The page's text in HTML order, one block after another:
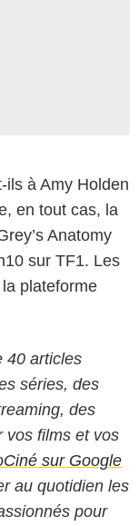
ils à Amy Holden
en tout cas, la
Anatomy
sur TF1. Les
plateforme
40 articles
séries, des
des
vos films et vos
sur Google
au quotidien les
pour